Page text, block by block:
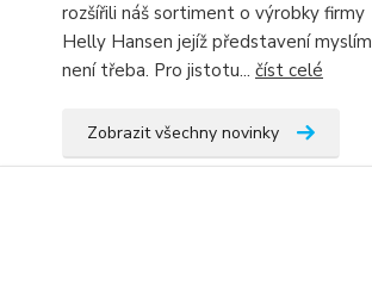
rozšířili náš sortiment o výrobky firmy
Helly Hansen jejíž představení myslím
není třeba. Pro jistotu... číst celé
Zobrazit všechny novinky